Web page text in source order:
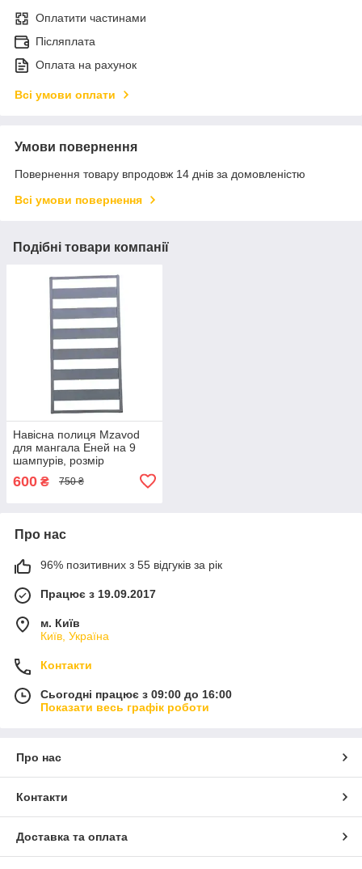
Оплатити частинами
Післяплата
Оплата на рахунок
Всі умови оплати
Умови повернення
Повернення товару впродовж 14 днів за домовленістю
Всі умови повернення
Подібні товари компанії
Навісна полиця Mzavod
для мангала Еней на 9
шампурів, розмір
зручності готування
600 ₴ 750 ₴
Про нас
96% позитивних з 55 відгуків за рік
Працює з 19.09.2017
м. Київ
Київ, Україна
Контакти
Сьогодні працює з 09:00 до 16:00
Показати весь графік роботи
Про нас
Контакти
Доставка та оплата